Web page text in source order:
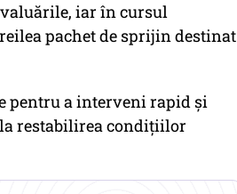
iar în cursul
pachet de sprijin destinat
pentru a interveni rapid și
restabilirea condițiilor